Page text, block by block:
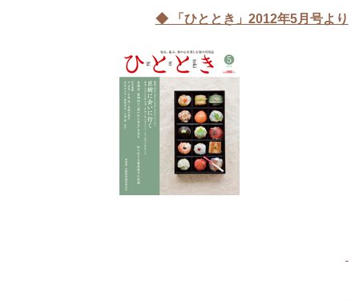
◆ 「ひととき」2012年5月号より